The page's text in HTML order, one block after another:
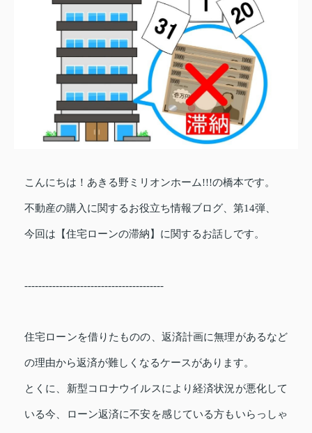
こんにちは！あきる野ミリオンホーム!!!の橋本です。
不動産の購入に関するお役立ち情報ブログ、第14弾、
今回は【住宅ローンの滞納】に関するお話しです。
----------------------------------------
住宅ローンを借りたものの、返済計画に無理があるなど
の理由から返済が難しくなるケースがあります。
とくに、新型コロナウイルスにより経済状況が悪化して
いる今、ローン返済に不安を感じている方もいらっしゃ